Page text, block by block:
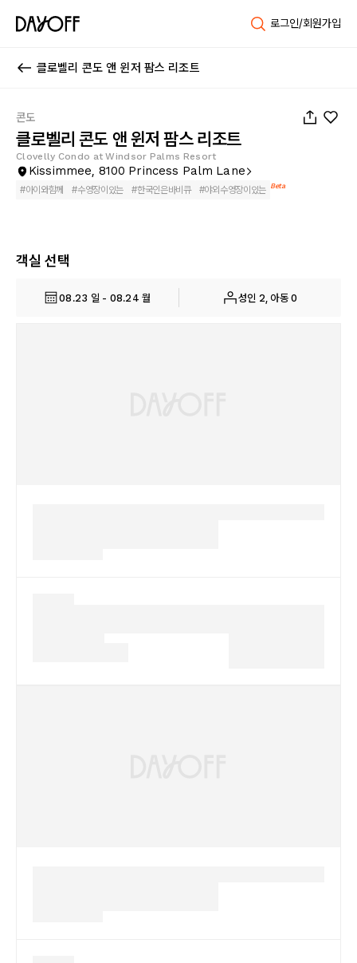
로그인/회원가입
클로벨리 콘도 앤 윈저 팜스 리조트
콘도
클로벨리 콘도 앤 윈저 팜스 리조트
Clovelly Condo at Windsor Palms Resort
Kissimmee, 8100 Princess Palm Lane
#아이와함께 #수영장이있는 #한국인은바비큐 #야외수영장이있는 Beta
객실 선택
08.23 일 - 08.24 월 성인 2, 아동 0